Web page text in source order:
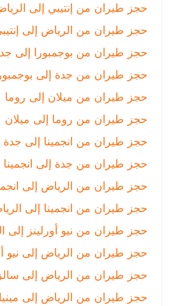
حجز طيران من إنتيبي إلى الرياض
|
حجز طيران من الرياض إلى إنتيبي |
حجز طيران من بوجمبورا إلى جدة
حجز طيران من جدة إلى بوجمبورا |
حجز طيران من ميلان إلى روما
|
حجز طيران من روما إلى ميلان |
حجز طيران من انجمينا إلى جدة
حجز طيران من جدة إلى انجمينا |
حجز طيران من الرياض إلى انجمينا |
حجز طيران من انجمينا إلى الرياض
|
حجز طيران من نيو أورلينز إلى الرياض
حجز طيران من الرياض إلى نيو أورلينز
حجز طيران من الرياض إلى سالزبورغ
حجز طيران من الرياض إلى مينيابولس